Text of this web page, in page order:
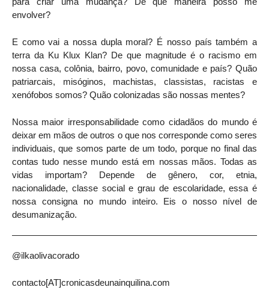
envolver?
E como vai a nossa dupla moral? É nosso país também a
terra da Ku Klux Klan? De que magnitude é o racismo em
nossa casa, colônia, bairro, povo, comunidade e país? Quão
patriarcais, misóginos, machistas, classistas, racistas e
xenófobos somos? Quão colonizadas são nossas mentes?
Nossa maior irresponsabilidade como cidadãos do mundo é
deixar em mãos de outros o que nos corresponde como seres
individuais, que somos parte de um todo, porque no final das
contas tudo nesse mundo está em nossas mãos. Todas as
vidas importam? Depende de gênero, cor, etnia,
nacionalidade, classe social e grau de escolaridade, essa é
nossa consigna no mundo inteiro. Eis o nosso nível de
desumanização.
@ilkaolivacorado
contacto[AT]cronicasdeunainquilina.com